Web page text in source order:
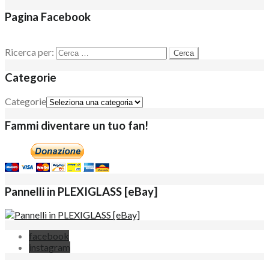
Pagina Facebook
Ricerca per:
Categorie
Categorie
Fammi diventare un tuo fan!
Pannelli in PLEXIGLASS [eBay]
facebook
instagram